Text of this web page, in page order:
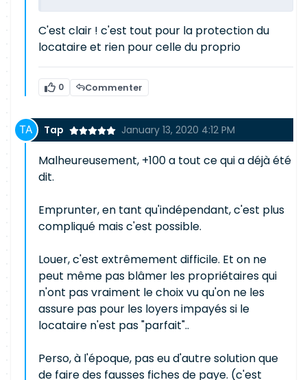
C'est clair ! c'est tout pour la protection du
locataire et rien pour celle du proprio
0 Commenter
Tap January 13, 2020 4:12 PM
Malheureusement, +100 a tout ce qui a déjà été
dit.
Emprunter, en tant qu'indépendant, c'est plus
compliqué mais c'est possible.
Louer, c'est extrêmement difficile. Et on ne
peut même pas blâmer les propriétaires qui
n'ont pas vraiment le choix vu qu'on ne les
assure pas pour les loyers impayés si le
locataire n'est pas "parfait"..
Perso, à l'époque, pas eu d'autre solution que
de faire des fausses fiches de paye. (c'est